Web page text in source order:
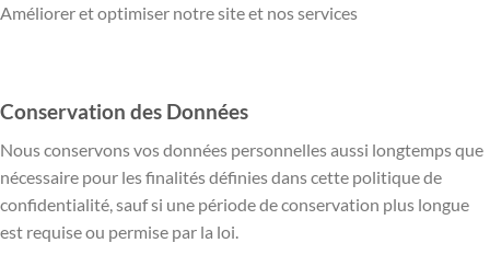
Améliorer et optimiser notre site et nos services
Conservation des Données
Nous conservons vos données personnelles aussi longtemps que
nécessaire pour les finalités définies dans cette politique de
confidentialité, sauf si une période de conservation plus longue
est requise ou permise par la loi.